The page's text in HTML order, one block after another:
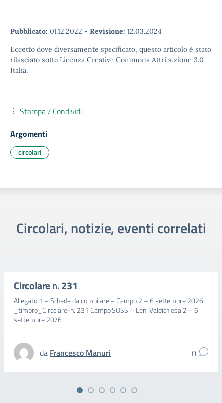
Pubblicato: 01.12.2022 - Revisione: 12.03.2024
Eccetto dove diversamente specificato, questo articolo è stato
rilasciato sotto Licenza Creative Commons Attribuzione 3.0
Italia.
Stampa / Condividi
Argomenti
circolari
Circolari, notizie, eventi correlati
Circolare n. 231
Allegato 1 – Schede da compilare – Campo 2 – 6 settembre 2026
_timbro_Circolare-n. 231 Campo SOSS – Leni Valdichiesa 2 – 6
settembre 2026
da Francesco Manuri 0